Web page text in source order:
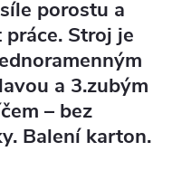
porostu a
Stroj je
a 3.zubým
– bez
Balení karton.